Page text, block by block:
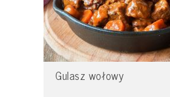
Gulasz wołowy